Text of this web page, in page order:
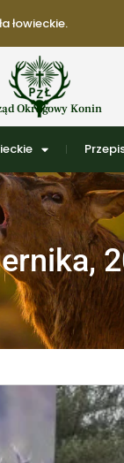
łowieckie.
Okręgowy Konin